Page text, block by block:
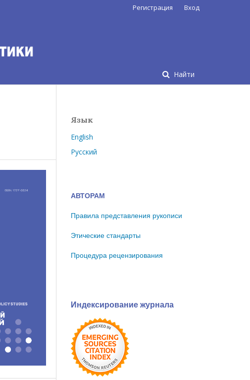
Найти
Регистрация Вход
Язык
English
Русский
АВТОРАМ
Правила представления рукописи
Этические стандарты
Процедура рецензирования
Индексирование журнала